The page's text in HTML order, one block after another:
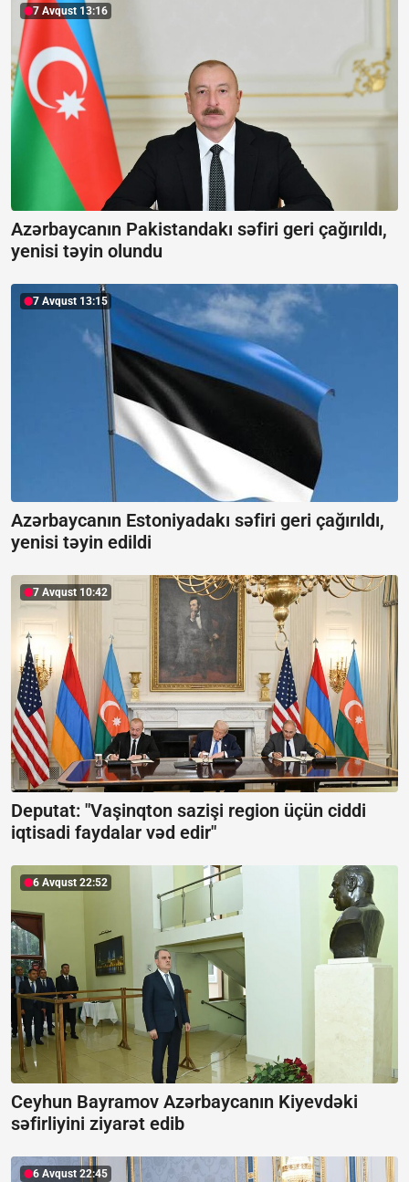
7 Avqust 13:16
Azərbaycanın Pakistandakı səfiri geri çağırıldı,
yenisi təyin olundu
7 Avqust 13:15
Azərbaycanın Estoniyadakı səfiri geri çağırıldı,
yenisi təyin edildi
7 Avqust 10:42
Deputat: "Vaşinqton sazişi region üçün ciddi
iqtisadi faydalar vəd edir"
6 Avqust 22:52
Ceyhun Bayramov Azərbaycanın Kiyevdəki
səfirliyini ziyarət edib
6 Avqust 22:45